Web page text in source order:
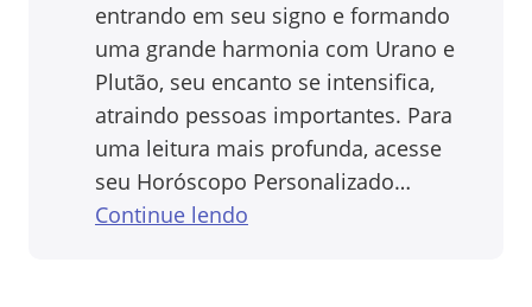
entrando em seu signo e formando
uma grande harmonia com Urano e
Plutão, seu encanto se intensifica,
atraindo pessoas importantes. Para
uma leitura mais profunda, acesse
seu Horóscopo Personalizado…
Continue lendo